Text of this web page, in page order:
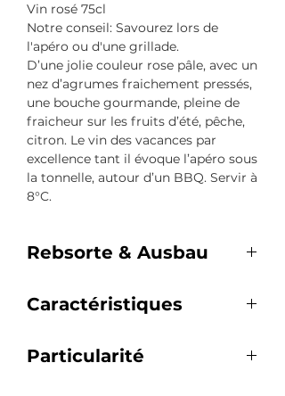
Vin rosé 75cl
Notre conseil: Savourez lors de
l'apéro ou d'une grillade.
D’une jolie couleur rose pâle, avec un
nez d’agrumes fraichement pressés,
une bouche gourmande, pleine de
fraicheur sur les fruits d’été, pêche,
citron. Le vin des vacances par
excellence tant il évoque l’apéro sous
la tonnelle, autour d’un BBQ. Servir à
8°C.
Rebsorte & Ausbau
Grenache – Carignan
4 Monate Cuve Inox
Caractéristiques
Alc.: 13%
Particularité